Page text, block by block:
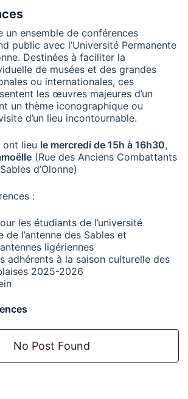
un ensemble de conférences
public avec l’Université Permanente
Destinées à faciliter la
de musées et des grandes
ou internationales, ces
les œuvres majeures d’un
un thème iconographique ou
d’un lieu incontournable.
ont lieu le mercredi de 15h à 16h30,
(Rue des Anciens Combattants
d’Olonne)
:
les étudiants de l’université
de l’antenne des Sables et
ligériennes
adhérents à la saison culturelle des
2025-2026
No Post Found